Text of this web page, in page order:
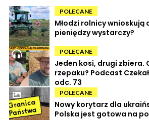
POLECANE
Młodzi rolnicy wnioskują
pieniędzy wystarczy?
POLECANE
Jeden kosi, drugi zbiera.
rzepaku? Podcast
odc. 73
POLECANE
Nowy korytarz dla
Polska jest gotowa na